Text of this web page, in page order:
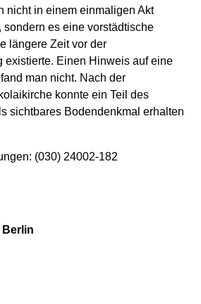
nicht in einem einmaligen Akt
sondern es eine vorstädtische
längere Zeit vor der
existierte. Einen Hinweis auf eine
man nicht. Nach der
konnte ein Teil des
sichtbares Bodendenkmal erhalten
(030) 24002-182
Berlin